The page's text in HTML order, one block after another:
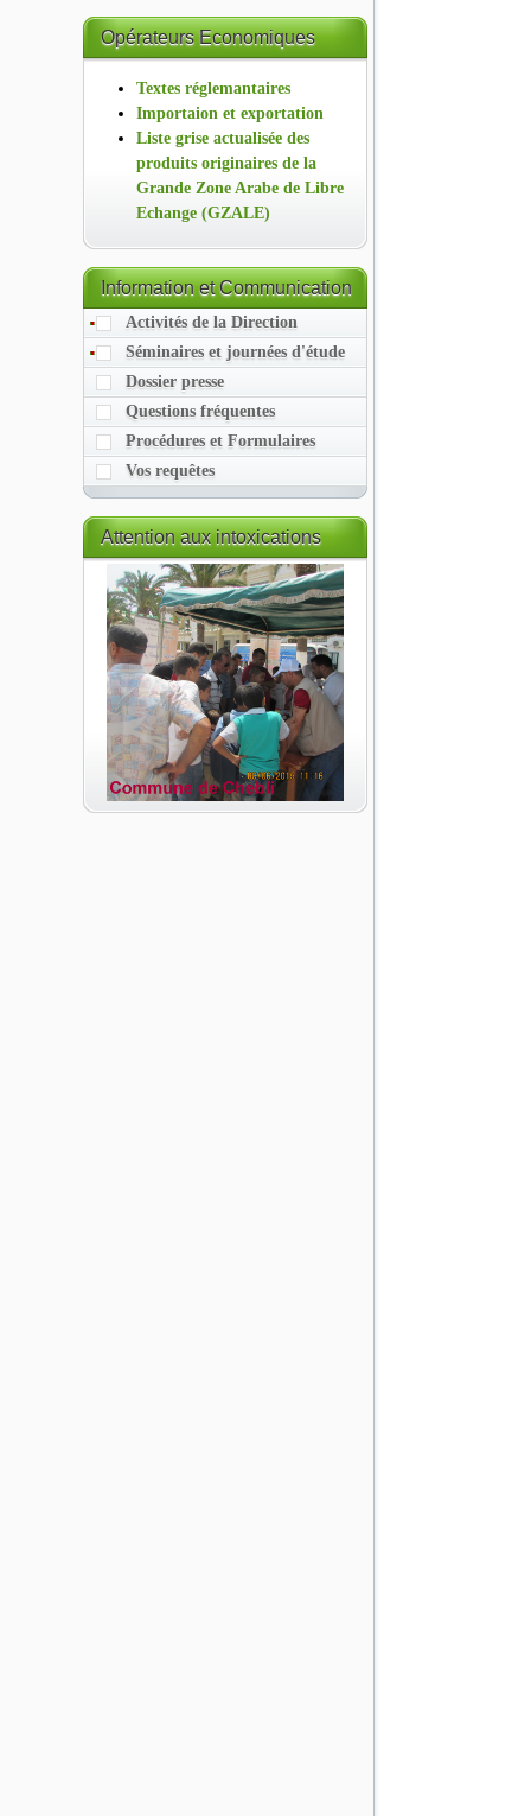
OpérateursEconomiques
Textes réglemantaires
Importaion et exportation
Liste grise actualisée des
produits originaires de la
Grande Zone Arabe de Libre
Echange (GZALE)
Informationet Communication
Activités de la Direction
Séminaires et journées d'étude
Dossier presse
Questions fréquentes
Procédures et Formulaires
Vos requêtes
Attentionaux intoxications
alimentaires